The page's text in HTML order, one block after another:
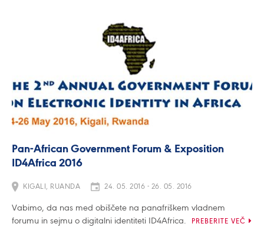
Pan-African Government Forum & Exposition
ID4Africa 2016
KIGALI, RUANDA 24. 05. 2016 - 26. 05. 2016
Vabimo, da nas med obiščete na panafriškem vladnem
forumu in sejmu o digitalni identiteti ID4Africa.
PREBERITE VEČ